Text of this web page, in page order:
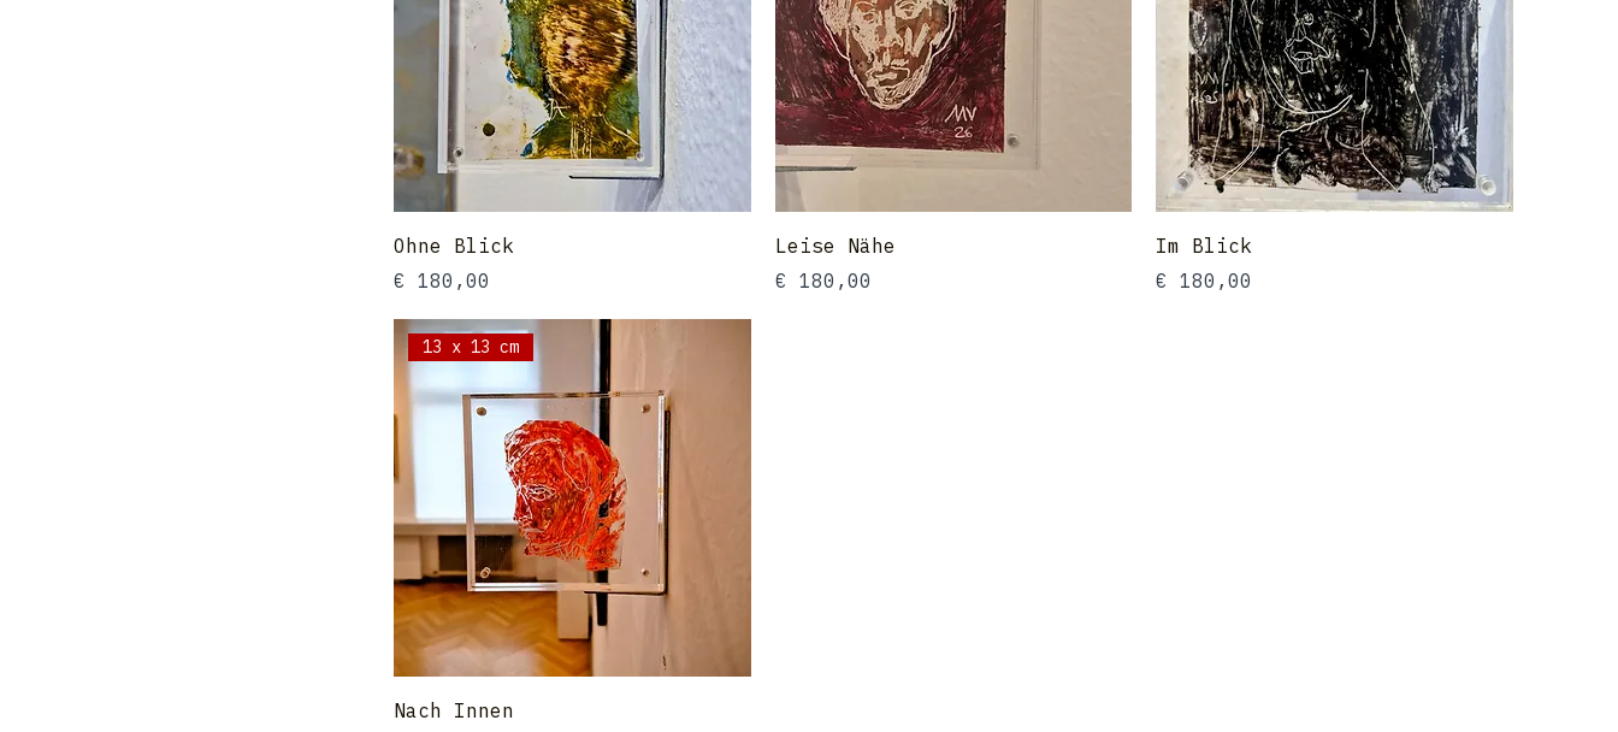
Ohne Blick
Preis
€ 180,00
Leise Nähe
Preis
€ 180,00
Im Blick
Preis
€ 180,00
13 x 13 cm
Nach Innen